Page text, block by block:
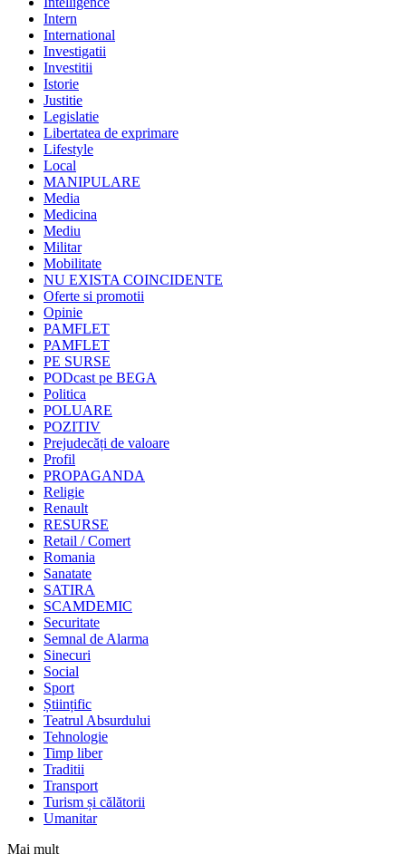
Intern
International
Investigatii
Investitii
Istorie
Justitie
Legislatie
Libertatea de exprimare
Lifestyle
Local
MANIPULARE
Media
Medicina
Mediu
Militar
Mobilitate
NU EXISTA COINCIDENTE
Oferte si promotii
Opinie
PAMFLET
PAMFLET
PE SURSE
PODcast pe BEGA
Politica
POLUARE
POZITIV
Prejudecăți de valoare
Profil
PROPAGANDA
Religie
Renault
RESURSE
Retail / Comert
Romania
Sanatate
SATIRA
SCAMDEMIC
Securitate
Semnal de Alarma
Sinecuri
Social
Sport
Științific
Teatrul Absurdului
Tehnologie
Timp liber
Traditii
Transport
Turism și călătorii
Umanitar
Mai mult